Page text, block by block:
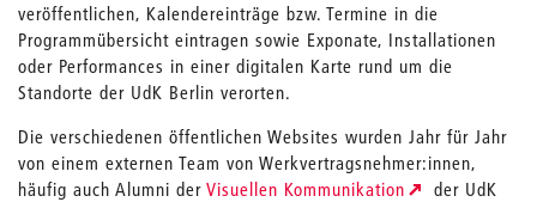
veröffentlichen, Kalendereinträge bzw. Termine in die
Programmübersicht eintragen sowie Exponate, Installationen
oder Performances in einer digitalen Karte rund um die
Standorte der UdK Berlin verorten.
Die verschiedenen öffentlichen Websites wurden Jahr für Jahr
von einem externen Team von Werkvertragsnehmer:innen,
häufig auch Alumni der Visuellen Kommunikation
der UdK